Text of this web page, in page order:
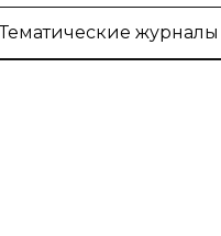
Тематические журналы